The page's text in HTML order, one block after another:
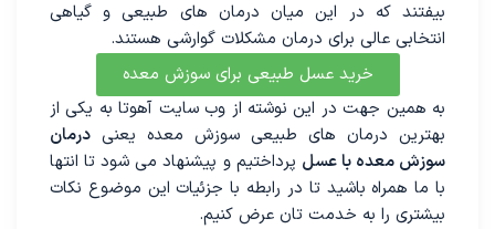
بیفتند که در این میان درمان های طبیعی و گیاهی
انتخابی عالی برای درمان مشکلات گوارشی هستند.
خرید عسل طبیعی برای سوزش معده
به همین جهت در این نوشته از وب سایت آهوتا به یکی از
بهترین درمان های طبیعی سوزش معده یعنی درمان
سوزش معده با عسل پرداختیم و پیشنهاد می شود تا انتها
با ما همراه باشید تا در رابطه با جزئیات این موضوع نکات
بیشتری را به خدمت تان عرض کنیم.